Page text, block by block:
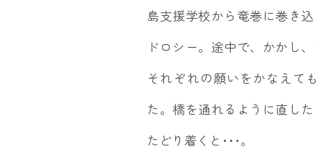
島支援学校から竜巻に巻き
ドロシー。途中で、かかし
それぞれの願いをかなえて
た。橋を通れるように直し
たどり着くと･･･。